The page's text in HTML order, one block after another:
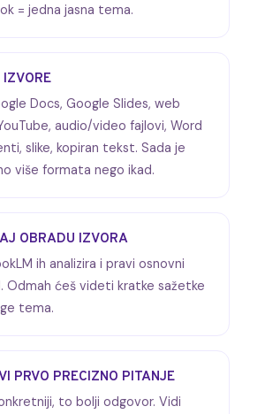
= jedna jasna tema.
Docs, Google Slides, web
audio/video fajlovi, Word
slike, kopiran tekst. Sada je
više formata nego ikad.
OBRADU IZVORA
ih analizira i pravi osnovni
Odmah ćeš videti kratke sažetke
tema.
PRVO PRECIZNO PITANJE
to bolji odgovor. Vidi